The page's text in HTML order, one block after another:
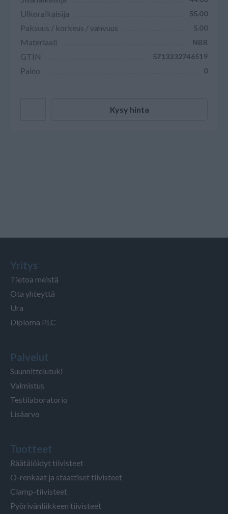
Ulkoralkaisija 55.00
Paksuus / korkeus / vahvuus 5.00
Materiaali NBR
GTIN 5713332746519
Paino 0
Kysy hinta
Yritys
Tietoa meistä
Ota yhteyttä
Ura
Diploma PLC
Palvelut
Suunnittelutuki
Valmistus
Testilaboratorio
Lisäarvo
Tuotteet
Räätälöidyt tiivisteet
O-renkaat ja staattiset tiivisteet
Clamp-tiivisteet
Pyörivänliikkeen tiivisteet